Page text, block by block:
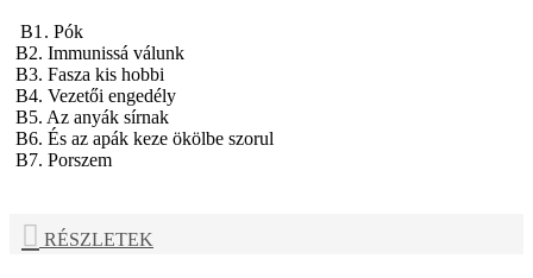
B1. Pók
B2. Immunissá válunk
B3. Fasza kis hobbi
B4. Vezetői engedély
B5. Az anyák sírnak
B6. És az apák keze ökölbe szorul
B7. Porszem
RÉSZLETEK